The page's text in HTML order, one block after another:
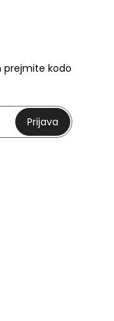
prejmite kodo
Prijava